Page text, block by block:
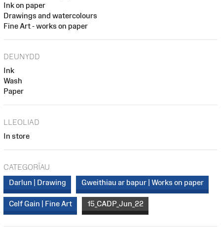
Ink on paper
Drawings and watercolours
Fine Art - works on paper
DEUNYDD
Ink
Wash
Paper
LLEOLIAD
In store
CATEGORÏAU
Darlun | Drawing
Gweithiau ar bapur | Works on paper
Celf Gain | Fine Art 15_CADP_Jun_22